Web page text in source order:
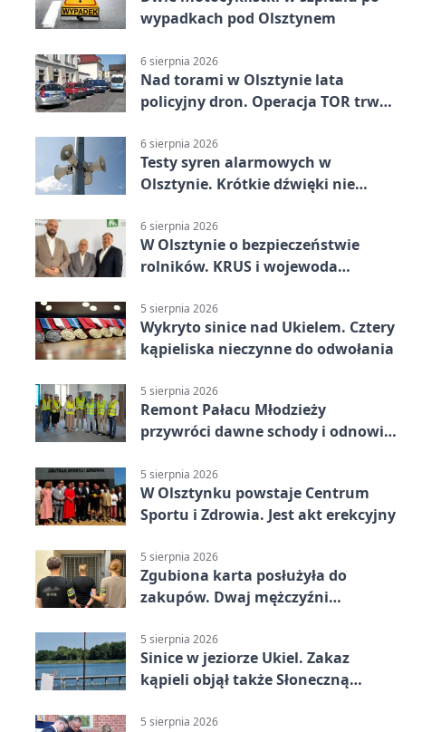
wypadkach pod Olsztynem
6 sierpnia 2026
Nad torami w Olsztynie lata
policyjny dron. Operacja TOR trwa
6 sierpnia 2026
Testy syren alarmowych w
Olsztynie. Krótkie dźwięki nie
6 sierpnia 2026
W Olsztynie o bezpieczeństwie
rolników. KRUS i wojewoda
5 sierpnia 2026
Wykryto sinice nad Ukielem. Cztery
kąpieliska nieczynne do odwołania
5 sierpnia 2026
Remont Pałacu Młodzieży
przywróci dawne schody i odnowi
5 sierpnia 2026
W Olsztynku powstaje Centrum
Sportu i Zdrowia. Jest akt erekcyjny
5 sierpnia 2026
Zgubiona karta posłużyła do
zakupów. Dwaj mężczyźni
5 sierpnia 2026
Sinice w jeziorze Ukiel. Zakaz
kąpieli objął także Słoneczną
5 sierpnia 2026